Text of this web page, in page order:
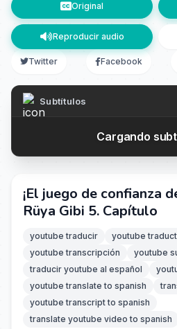
Original
Reproducir audio
Twitter Facebook
Subtítulos
Cargando
¡El juego de confianza
Rüya Gibi 5. Capítulo
youtube traducir
youtube
youtube transcripción
youtube
traducir youtube al español
youtube translate to spanish
youtube transcript to spanish
translate youtube video to spanish